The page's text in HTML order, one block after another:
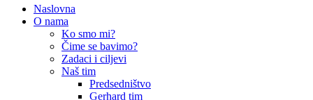
Naslovna
O nama
Ko smo mi?
Čime se bavimo?
Zadaci i ciljevi
Naš tim
Predsedništvo
Gerhard tim